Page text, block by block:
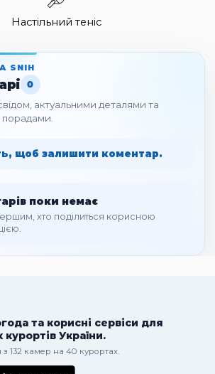
Настільний теніс
SNIH
0
актуальними деталями та
щоб залишити коментар.
поки немає
хто поділиться корисною
та корисні сервіси для
України.
132 камер на 40 курортах.